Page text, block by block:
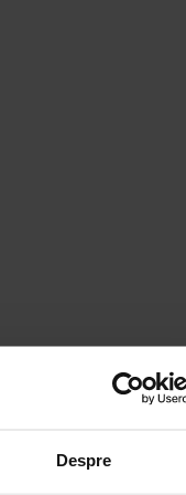
Despre